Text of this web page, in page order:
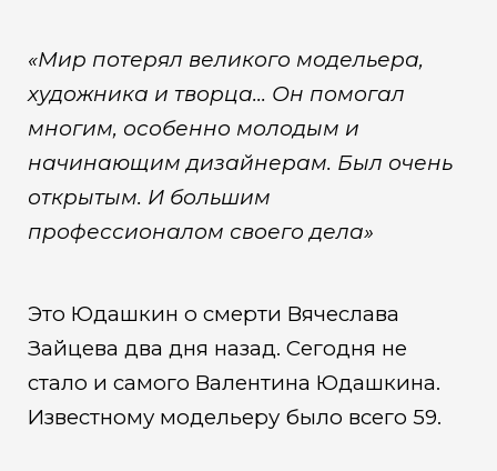
«Мир потерял великого модельера,
художника и творца... Он помогал
многим, особенно молодым и
начинающим дизайнерам. Был очень
открытым. И большим
профессионалом своего дела»
Это Юдашкин о смерти Вячеслава
Зайцева два дня назад. Сегодня не
стало и самого Валентина Юдашкина.
Известному модельеру было всего 59.